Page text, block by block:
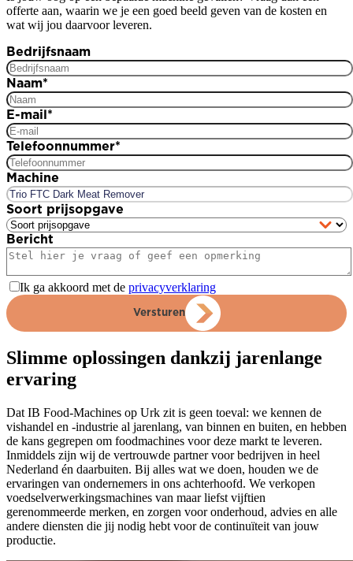
offerte aan, waarin we je een goed beeld geven van de kosten en
wat wij jou daarvoor leveren.
Bedrijfsnaam
Naam*
E-mail *
Telefoonnummer*
Machine
Soort prijsopgave
Bericht
Ik ga akkoord met de privacyverklaring
Versturen
Slimme oplossingen dankzij jarenlange
ervaring
Dat IB Food-Machines op Urk zit is geen toeval: we kennen de
vishandel en -industrie al jarenlang, van binnen en buiten, en hebben
de kans gegrepen om foodmachines voor deze markt te leveren.
Inmiddels zijn wij de vertrouwde partner voor bedrijven in heel
Nederland én daarbuiten. Bij alles wat we doen, houden we de
ervaringen van ondernemers in ons achterhoofd. We verkopen
voedselverwerkingsmachines van maar liefst vijftien
gerenommeerde merken, en zorgen voor onderhoud, advies en alle
andere diensten die jij nodig hebt voor de continuïteit van jouw
productie.